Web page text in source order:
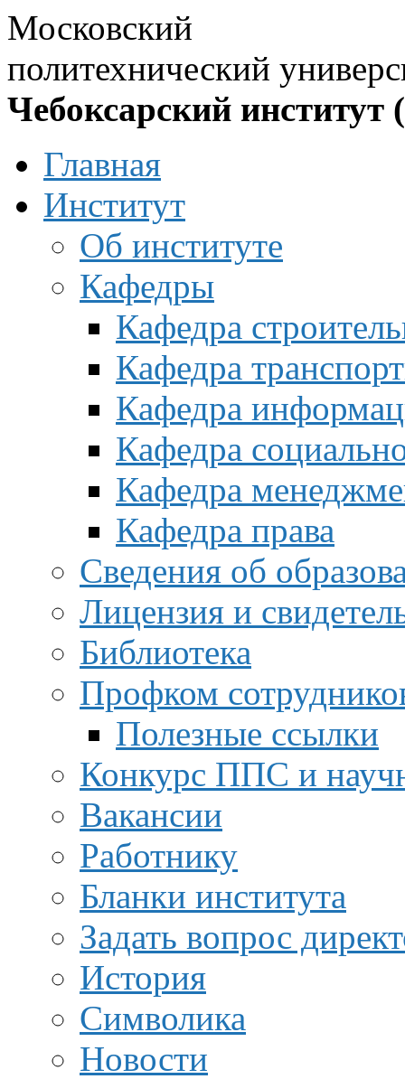
Московский
политехнический
Чебоксарский институт
Главная
Институт
Об институте
Кафедры
Кафедра
Кафедра
Кафедра
Кафедра
Кафедра
Кафедра права
Сведения об
Лицензия и
Библиотека
Профком
Полезные ссылки
Конкурс ППС и
Вакансии
Работнику
Бланки института
Задать вопрос
История
Символика
Новости